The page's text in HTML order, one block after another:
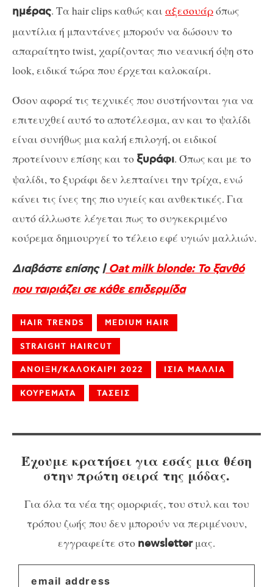
ημέρας. Τα hair clips καθώς και αξεσουάρόπως
μαντίλια ή μπαντάνες μπορούν να δώσουν το
απαραίτητο twist, χαρίζοντας πιο νεανική όψη στο
look, ειδικά τώρα που έρχεται καλοκαίρι.
Όσον αφορά τις τεχνικές που συστήνονται για να
επιτευχθεί αυτό το αποτέλεσμα, αν και το ψαλίδι
είναι συνήθως μια καλή επιλογή, οι ειδικοί
προτείνουν επίσης και το ξυράφι. Όπως και με το
ψαλίδι, το ξυράφι δεν λεπταίνει την τρίχα, ενώ
κάνει τις ίνες της πιο υγιείς και ανθεκτικές. Για
αυτό άλλωστε λέγεται πως το συγκεκριμένο
κούρεμα δημιουργεί το τέλειο εφέ υγιών μαλλιών.
Διαβάστε επίσης |Oat milk blonde: To ξανθό
που ταιριάζει σε κάθε επιδερμίδα
HAIR TRENDS MEDIUM HAIR
STRAIGHT HAIRCUT
ΑΝΟΙΞΗ/ΚΑΛΟΚΑΙΡΙ 2022 ΙΣΙΑ ΜΑΛΛΙΑ
ΚΟΥΡΕΜΑΤΑ ΤΑΣΕΙΣ
Έχουμε κρατήσει για εσάς μια θέση
στην πρώτη σειρά της μόδας.
Για όλα τα νέα της ομορφιάς, του στυλ και του
τρόπου ζωής που δεν μπορούν να περιμένουν,
εγγραφείτε στο newsletterμας.